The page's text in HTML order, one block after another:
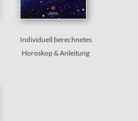
Individuell berechnetes
Horoskop & Anleitung